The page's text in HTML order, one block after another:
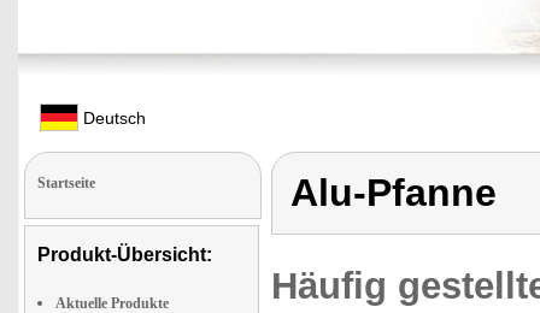
Deutsch
Startseite
Produkt-Übersicht:
Aktuelle Produkte
Alu-Pfanne
Häufig